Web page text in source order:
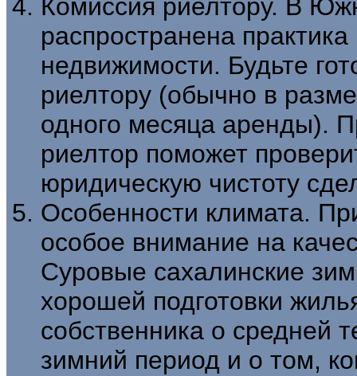
Комиссия риелтору. В
распространена
недвижимости. Будьте
риелтору (обычно в
одного месяца аренды).
риелтор поможет
юридическую чистоту
Особенности климата.
особое внимание на
Суровые сахалинские
хорошей подготовки
собственника о средней
зимний период и о том,